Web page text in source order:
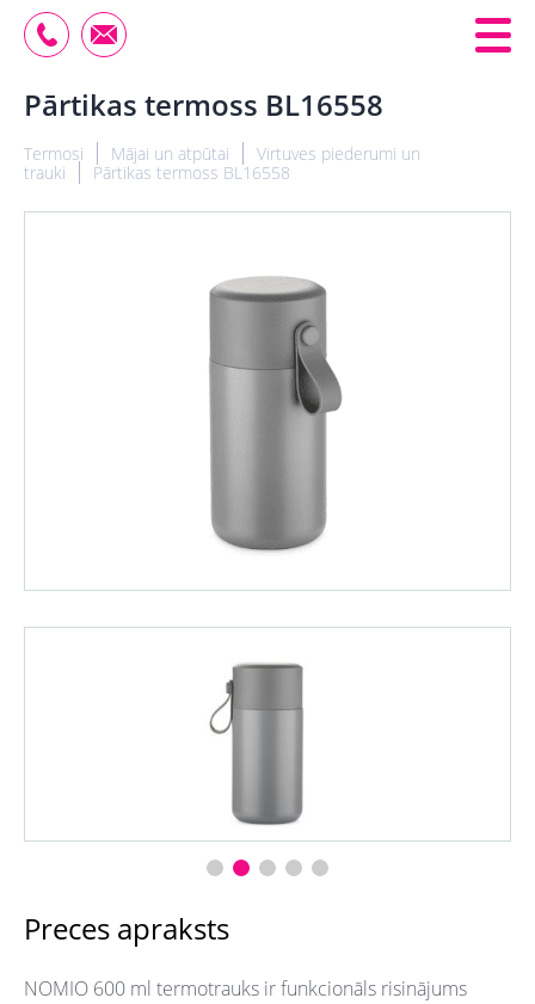
Pārtikas termoss BL16558
Termosi Mājai un atpūtai
Virtuves piederumi un
trauki
Pārtikas termoss BL16558
Preces apraksts
NOMIO 600 ml termotrauks ir funkcionāls risinājums